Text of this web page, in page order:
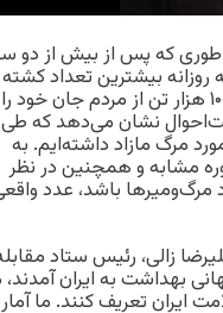
طوری که پس از بیش از دو
بیشترین تعداد کشته
دارند. بر اساس آمار رسمی، از زمان شیوع کرونا تا امروز نردیک به ۱۰۰ هزار تن از مردم جان
نشان می‌دهد که
نسبت دوره مشابه پیش از آن، حدود ۲۰۰ هزار مورد مرگ مازاد داشته‌ایم. به‌
مشابه و همچنین در نظر
تعداد مرگ‌ومیرها باشد، عدد
تنها حدس و گمان نیست. چهارشنبه ۲۰ مرداد ۱۴۰۰، علیرضا زالی، رئیس ستاد
بهداشت به ایران آمدند،
ایران تعریف کنند. ما